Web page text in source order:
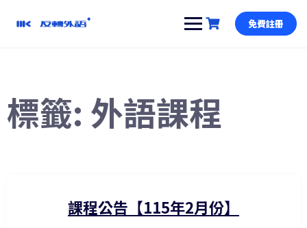
免費註冊
標籤: 外語課程
課程公告【115年2月份】